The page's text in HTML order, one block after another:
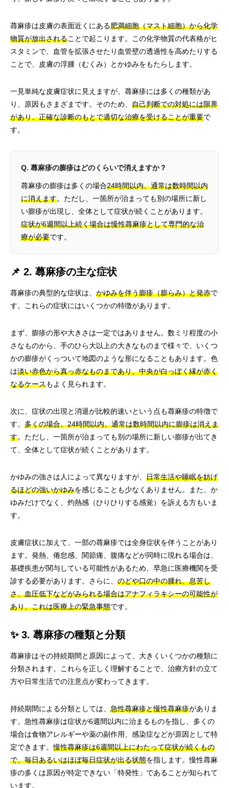
蕁麻疹は皮膚の表面近くにある肥満細胞（マスト細胞）から化学
物質が放出されることで起こります。この化学物質の代表格がヒ
スタミンで、血管を拡張させたり血管壁の透過性を高めたりする
ことで、皮膚の浮腫（むくみ）とかゆみをもたらします。
一見単純な皮膚症状に見えますが、蕁麻疹には多くの種類があ
り、原因もさまざまです。そのため、 自己判断での対処には限界
があり、正確な診断のもとで適切な治療を受けることが重要で
す。
Q. 蕁麻疹の膨疹はどのくらいで消えますか？
蕁麻疹の膨疹は多くの場合24時間以内、通常は数時間以内
に消えます。ただし、一箇所が治まっても別の場所に新し
い膨疹が出現し、全体として症状が続くことがあります。
症状が6週間以上続く場合は慢性蕁麻疹として専門的な治
療が必要です。
📌 2. 蕁麻疹の主な症状
蕁麻疹の典型的な症状は、 かゆみを伴う膨疹（膨らみ）と発赤で
す。これらの症状にはいくつかの特徴があります。
まず、膨疹の形や大きさは一定ではありません。数ミリ程度の小
さなものから、手のひら大以上の大きなものまで様々で、いくつ
かの膨疹がくっついて地図のような形になることもあります。色
は淡い赤色から真っ赤なものまであり、中央が白っぽく縁が赤く
なるケースもよく見られます。
次に、症状の出現と消退が比較的速いという点も蕁麻疹の特徴で
す。 多くの場合、24時間以内、通常は数時間以内に膨疹は消えま
す。ただし、一箇所が治まっても別の場所に新しい膨疹が出てき
て、全体として症状が続くことがあります。
かゆみの強さは人によって異なりますが、 日常生活や睡眠を妨げ
るほどの強いかゆみを感じることも少なくありません。また、か
ゆみだけでなく、灼熱感（ひりひりする感覚）を訴える方もいま
す。
皮膚症状に加えて、一部の蕁麻疹では全身症状を伴うことがあり
ます。発熱、倦怠感、関節痛、腹痛などが同時に現れる場合は、
基礎疾患が関与している可能性があるため、早急に医療機関を受
診する必要があります。さらに、 のどや口の中の腫れ、息苦し
さ、血圧低下などがみられる場合はアナフィラキシーの可能性が
あり、これは医療上の緊急事態です。
✨ 3. 蕁麻疹の種類と分類
蕁麻疹はその持続期間と原因によって、大きくいくつかの種類に
分類されます。これらを正しく理解することで、治療方針の立て
方や日常生活での注意点が変わってきます。
持続期間による分類としては、 急性蕁麻疹と慢性蕁麻疹がありま
す。急性蕁麻疹は症状が6週間以内に治まるものを指し、多くの
場合は食物アレルギーや薬の副作用、感染症などが原因として特
定できます。慢性蕁麻疹は6週間以上にわたって症状が続くもの
で、毎日あるいはほぼ毎日症状が出る状態を指します。慢性蕁麻
疹の多くは原因が特定できない「特発性」であることが知られて
います。